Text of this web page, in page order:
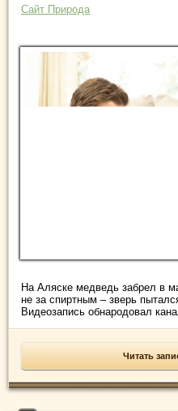
Сайт Природа
На Аляске медведь забрел в
не за спиртным – зверь
Видеозапись обнародовал
Читать